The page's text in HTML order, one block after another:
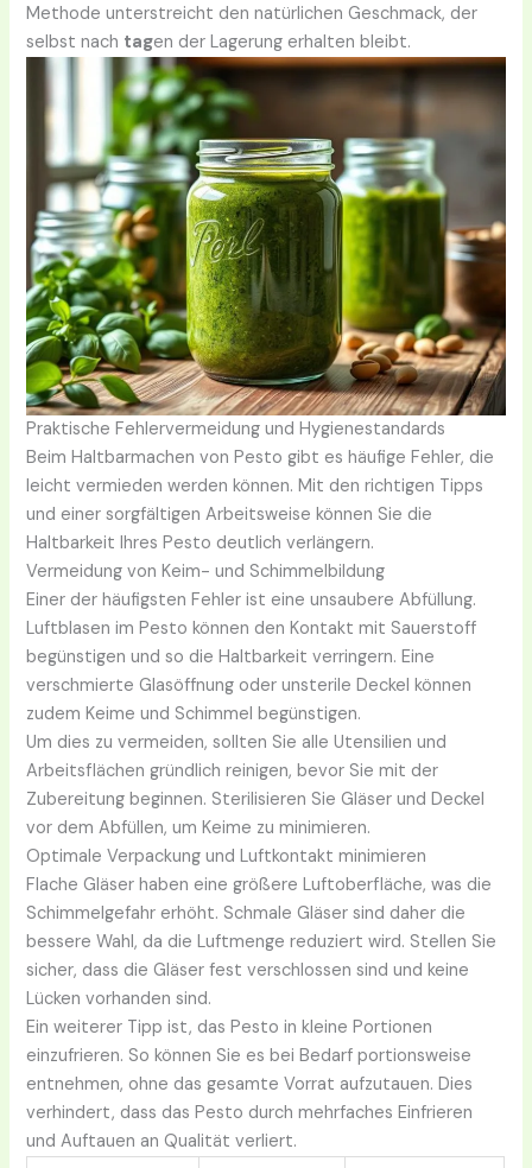
Methode unterstreicht den natürlichen Geschmack, der
selbst nach tagen der Lagerung erhalten bleibt.
Praktische Fehlervermeidung und Hygienestandards
Beim Haltbarmachen von Pesto gibt es häufige Fehler, die
leicht vermieden werden können. Mit den richtigen Tipps
und einer sorgfältigen Arbeitsweise können Sie die
Haltbarkeit Ihres Pesto deutlich verlängern.
Vermeidung von Keim- und Schimmelbildung
Einer der häufigsten Fehler ist eine unsaubere Abfüllung.
Luftblasen im Pesto können den Kontakt mit Sauerstoff
begünstigen und so die Haltbarkeit verringern. Eine
verschmierte Glasöffnung oder unsterile Deckel können
zudem Keime und Schimmel begünstigen.
Um dies zu vermeiden, sollten Sie alle Utensilien und
Arbeitsflächen gründlich reinigen, bevor Sie mit der
Zubereitung beginnen. Sterilisieren Sie Gläser und Deckel
vor dem Abfüllen, um Keime zu minimieren.
Optimale Verpackung und Luftkontakt minimieren
Flache Gläser haben eine größere Luftoberfläche, was die
Schimmelgefahr erhöht. Schmale Gläser sind daher die
bessere Wahl, da die Luftmenge reduziert wird. Stellen Sie
sicher, dass die Gläser fest verschlossen sind und keine
Lücken vorhanden sind.
Ein weiterer Tipp ist, das Pesto in kleine Portionen
einzufrieren. So können Sie es bei Bedarf portionsweise
entnehmen, ohne das gesamte Vorrat aufzutauen. Dies
verhindert, dass das Pesto durch mehrfaches Einfrieren
und Auftauen an Qualität verliert.